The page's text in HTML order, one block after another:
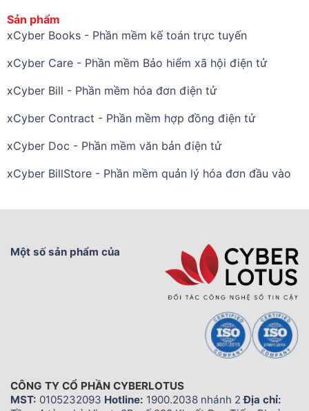
Sản phẩm
xCyber Books - Phần mềm kế toán trực tuyến
xCyber Care - Phần mềm Bảo hiểm xã hội điện tử
xCyber Bill - Phần mềm hóa đơn điện tử
xCyber Contract - Phần mềm hợp đồng điện tử
xCyber Doc - Phần mềm văn bản điện tử
xCyber BillStore - Phần mềm quản lý hóa đơn đầu vào
Một số sản phẩm của
CÔNG TY CỔ PHẦN CYBERLOTUS
MST: 0105232093 Hotline: 1900.2038 nhánh 2Địa chỉ: